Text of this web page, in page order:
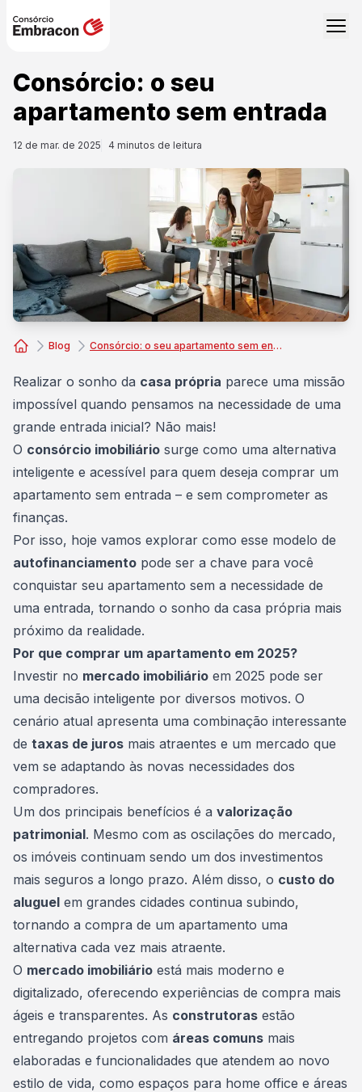
Consórcio: o seu
apartamento sem entrada
12 de mar. de 2025 4 minutos de leitura
Blog Consórcio: o seu apartamento sem entrada
Realizar o sonho da casa própria parece uma missão
impossível quando pensamos na necessidade de uma
grande entrada inicial? Não mais!
O consórcio imobiliário surge como uma alternativa
inteligente e acessível para quem deseja comprar um
apartamento sem entrada – e sem comprometer as
finanças.
Por isso, hoje vamos explorar como esse modelo de
autofinanciamento pode ser a chave para você
conquistar seu apartamento sem a necessidade de
uma entrada, tornando o sonho da casa própria mais
próximo da realidade.
Por que comprar um apartamento em 2025?
Investir no mercado imobiliário em 2025 pode ser
uma decisão inteligente por diversos motivos. O
cenário atual apresenta uma combinação interessante
de taxas de juros mais atraentes e um mercado que
vem se adaptando às novas necessidades dos
compradores.
Um dos principais benefícios é a valorização
patrimonial. Mesmo com as oscilações do mercado,
os imóveis continuam sendo um dos investimentos
mais seguros a longo prazo. Além disso, o custo do
aluguel em grandes cidades continua subindo,
tornando a compra de um apartamento uma
alternativa cada vez mais atraente.
O mercado imobiliário está mais moderno e
digitalizado, oferecendo experiências de compra mais
ágeis e transparentes. As construtoras estão
entregando projetos com áreas comuns mais
elaboradas e funcionalidades que atendem ao novo
estilo de vida, como espaços para home office e áreas